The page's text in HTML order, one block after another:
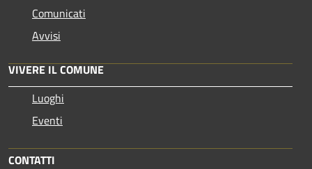
Comunicati
Avvisi
VIVERE IL COMUNE
Luoghi
Eventi
CONTATTI